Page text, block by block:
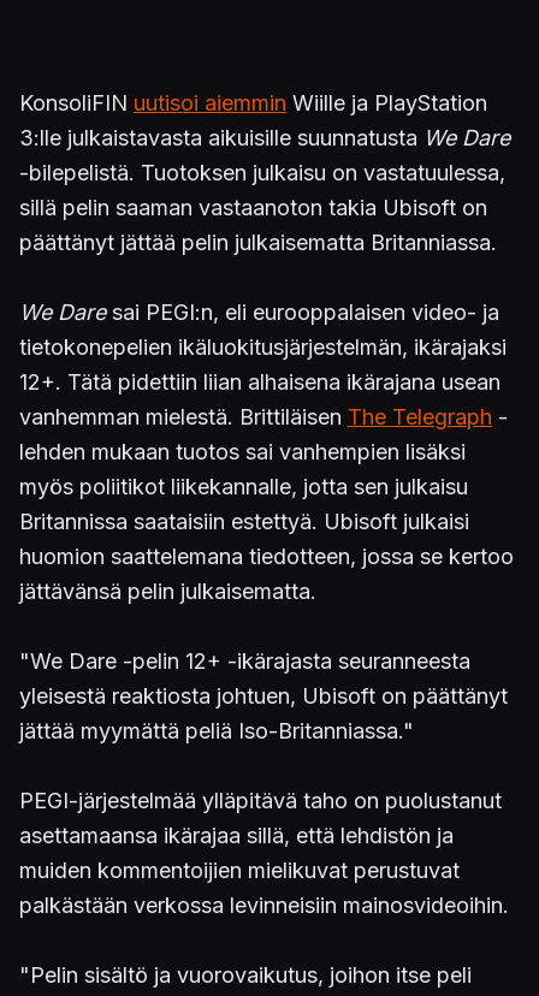
KonsoliFIN uutisoi aiemmin Wiille ja PlayStation
3:lle julkaistavasta aikuisille suunnatusta We Dare
-bilepelistä. Tuotoksen julkaisu on vastatuulessa,
sillä pelin saaman vastaanoton takia Ubisoft on
päättänyt jättää pelin julkaisematta Britanniassa.
We Daresai PEGI:n, eli eurooppalaisen video- ja
tietokonepelien ikäluokitusjärjestelmän, ikärajaksi
12+. Tätä pidettiin liian alhaisena ikärajana usean
vanhemman mielestä. Brittiläisen The Telegraph -
lehden mukaan tuotos sai vanhempien lisäksi
myös poliitikot liikekannalle, jotta sen julkaisu
Britannissa saataisiin estettyä. Ubisoft julkaisi
huomion saattelemana tiedotteen, jossa se kertoo
jättävänsä pelin julkaisematta.
"We Dare -pelin 12+ -ikärajasta seuranneesta
yleisestä reaktiosta johtuen, Ubisoft on päättänyt
jättää myymättä peliä Iso-Britanniassa."
PEGI-järjestelmää ylläpitävä taho on puolustanut
asettamaansa ikärajaa sillä, että lehdistön ja
muiden kommentoijien mielikuvat perustuvat
palkästään verkossa levinneisiin mainosvideoihin.
"Pelin sisältö ja vuorovaikutus, joihon itse peli